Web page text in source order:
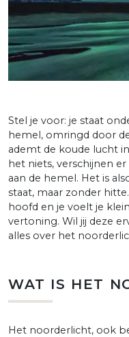
Stel je voor: je staat
hemel, omringd door
ademt de koude lucht
het niets, verschijnen
aan de hemel. Het is
staat, maar zonder
hoofd en je voelt je
vertoning. Wil jij deze
alles over het
WAT IS HET
Het noorderlicht, ook